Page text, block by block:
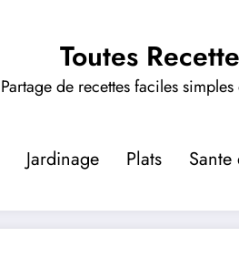
Toutes
Partage de recettes faciles
Jardinage Plats